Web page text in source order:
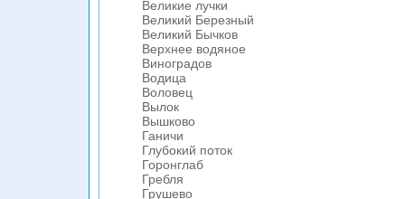
Великие лучки
Великий Березный
Великий Бычков
Верхнее водяное
Виноградов
Водица
Воловец
Вылок
Вышково
Ганичи
Глубокий поток
Горонглаб
Гребля
Грушево